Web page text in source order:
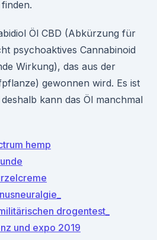
Öl CBD (Abkürzung für
psychoaktives Cannabinoid
Wirkung), das aus der
gewonnen wird. Es ist
kann das Öl manchmal
hemp
drogentest_
und expo 2019